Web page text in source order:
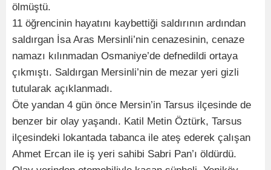
ölmüştü.
11 öğrencinin hayatını kaybettiği saldırının ardından
saldırgan İsa Aras Mersinli’nin cenazesinin, cenaze
namazı kılınmadan Osmaniye’de defnedildi ortaya
çıkmıştı. Saldırgan Mersinli’nin de mezar yeri gizli
tutularak açıklanmadı.
Öte yandan 4 gün önce Mersin’in Tarsus ilçesinde de
benzer bir olay yaşandı. Katil Metin Öztürk, Tarsus
ilçesindeki lokantada tabanca ile ateş ederek çalışan
Ahmet Ercan ile iş yeri sahibi Sabri Pan’ı öldürdü.